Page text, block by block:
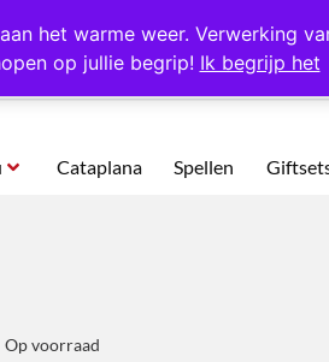
het warme weer. Verwerking
op jullie begrip! Ik begrijp het
op voorraad Gratis op te halen in
Cataplana Spellen
Op voorraad